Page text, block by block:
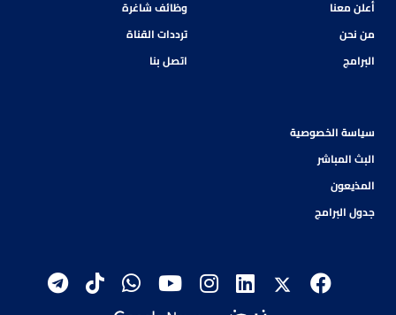
أعلن معنا
من نحن
البرامج
وظائف شاغرة
ترددات القناة
اتصل بنا
سياسة الخصوصية
البث المباشر
المذيعون
جدول البرامج